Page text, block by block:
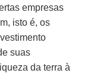
empresas
isto é, os
suas
da terra à